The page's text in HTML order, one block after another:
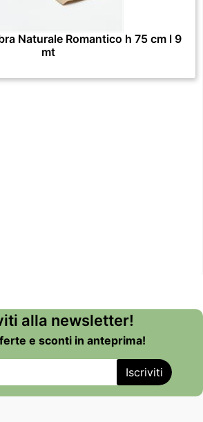
Naturale Romantico h 75 cm l 9
mt
alla newsletter!
e sconti in anteprima!